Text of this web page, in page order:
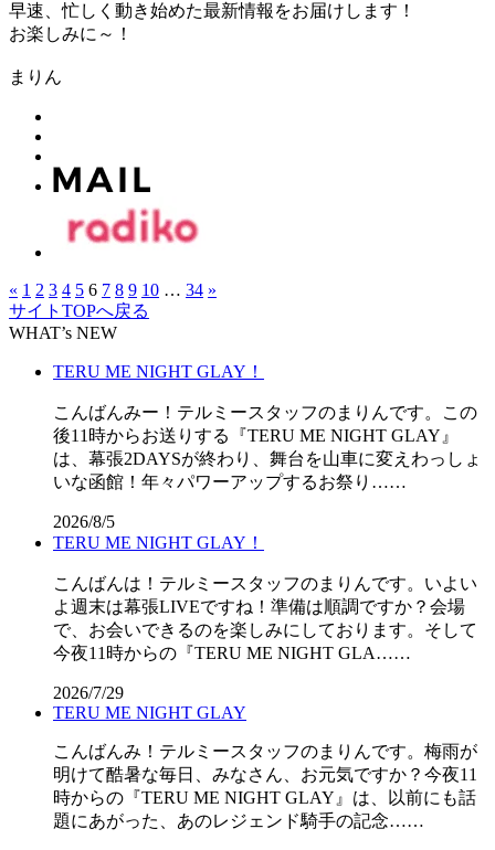
早速、忙しく動き始めた最新情報をお届けします！
お楽しみに～！
まりん
« 1 2 3 4 5 6 7 8 9 10 … 34 »
サイトTOPへ戻る
WHAT’s NEW
TERU ME NIGHT GLAY！
こんばんみー！テルミースタッフのまりんです。この
後11時からお送りする『TERU ME NIGHT GLAY』
は、幕張2DAYSが終わり、舞台を山車に変えわっしょ
いな函館！年々パワーアップするお祭り……
2026/8/5
TERU ME NIGHT GLAY！
こんばんは！テルミースタッフのまりんです。いよい
よ週末は幕張LIVEですね！準備は順調ですか？会場
で、お会いできるのを楽しみにしております。そして
今夜11時からの『TERU ME NIGHT GLA……
2026/7/29
TERU ME NIGHT GLAY
こんばんみ！テルミースタッフのまりんです。梅雨が
明けて酷暑な毎日、みなさん、お元気ですか？今夜11
時からの『TERU ME NIGHT GLAY』は、以前にも話
題にあがった、あのレジェンド騎手の記念……